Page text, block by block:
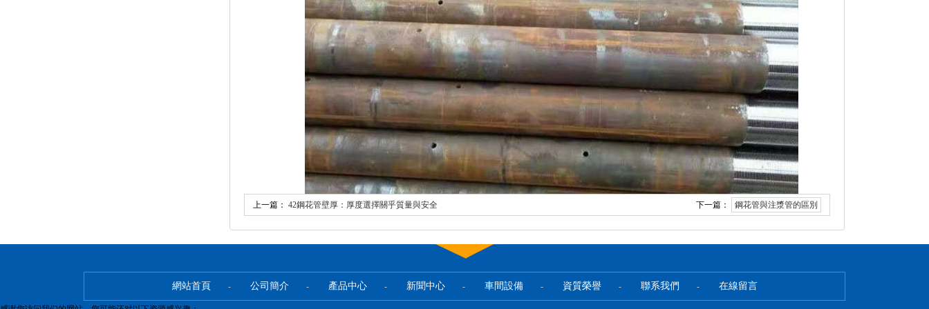
上一篇： 42鋼花管壁厚：厚度選擇關乎質量與安全 下一篇： 鋼花管與注漿管的區別
網站首頁 - 公司簡介 - 產品中心 - 新聞中心 - 車間設備 - 資質榮譽 - 聯系我們 - 在線留言